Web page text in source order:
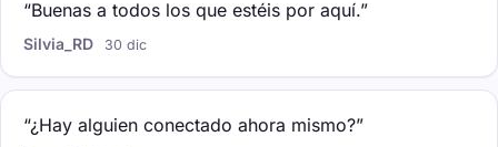
“Buenas a todos los que estéis por aquí.”
Silvia_RD 30 dic
“¿Hay alguien conectado ahora mismo?”